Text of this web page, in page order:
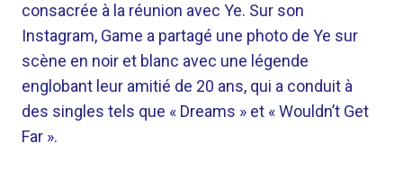
consacrée à la réunion avec Ye. Sur son
Instagram, Game a partagé une photo de Ye sur
scène en noir et blanc avec une légende
englobant leur amitié de 20 ans, qui a conduit à
des singles tels que « Dreams » et « Wouldn’t Get
Far ».